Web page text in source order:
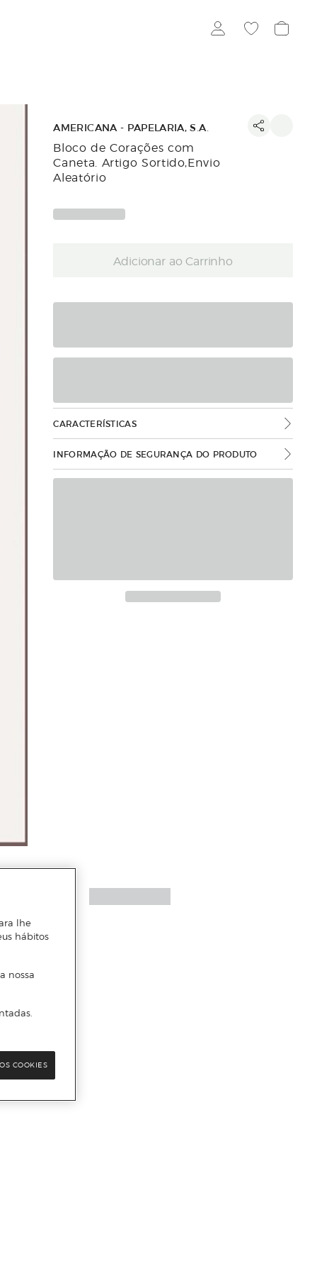
AMERICANA - PAPELARIA, S.A.
Bloco de Corações com
Caneta. Artigo Sortido,Envio
Aleatório
Adicionar ao Carrinho
CARACTERÍSTICAS
INFORMAÇÃO DE SEGURANÇA DO PRODUTO
lhe
hábitos
nossa
COOKIES